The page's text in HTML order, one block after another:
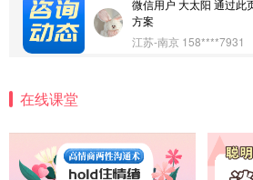
微信用户 大太阳 通过此
方案
江苏-南京 158****7931
情感方案
北京-朝阳 151****3189
在线课堂